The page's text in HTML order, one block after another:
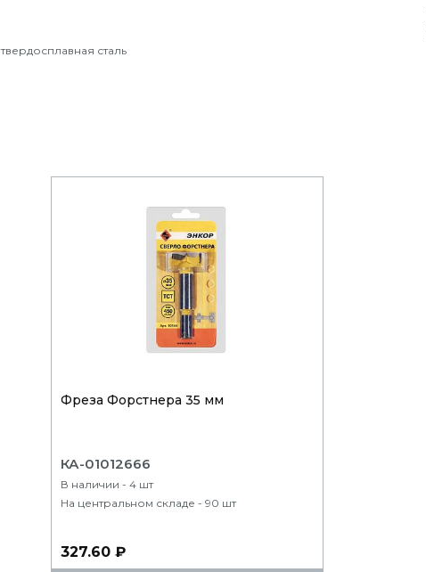
твердосплавная сталь
Фреза Форстнера 35 мм
КА-01012666
В наличии - 4 шт
На центральном складе - 90 шт
327.60 ₽